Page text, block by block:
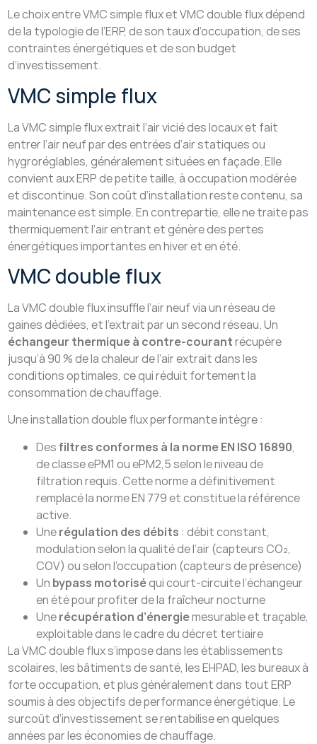
Le choix entre VMC simple flux et VMC double flux dépend
de la typologie de l’ERP, de son taux d’occupation, de ses
contraintes énergétiques et de son budget
d’investissement.
VMC simple flux
La VMC simple flux extrait l’air vicié des locaux et fait
entrer l’air neuf par des entrées d’air statiques ou
hygroréglables, généralement situées en façade. Elle
convient aux ERP de petite taille, à occupation modérée
et discontinue. Son coût d’installation reste contenu, sa
maintenance est simple. En contrepartie, elle ne traite pas
thermiquement l’air entrant et génère des pertes
énergétiques importantes en hiver et en été.
VMC double flux
La VMC double flux insuffle l’air neuf via un réseau de
gaines dédiées, et l’extrait par un second réseau. Un
échangeur thermique à contre-courantrécupère
jusqu’à 90 % de la chaleur de l’air extrait dans les
conditions optimales, ce qui réduit fortement la
consommation de chauffage.
Une installation double flux performante intègre :
Des filtres conformes à la norme EN ISO 16890,
de classe ePM1 ou ePM2,5 selon le niveau de
filtration requis. Cette norme a définitivement
remplacé la norme EN 779 et constitue la référence
active.
Unerégulation des débits : débit constant,
modulation selon la qualité de l’air (capteurs CO₂,
COV) ou selon l’occupation (capteurs de présence)
Un bypass motoriséqui court-circuite l’échangeur
en été pour profiter de la fraîcheur nocturne
Unerécupération d’énergiemesurable et traçable,
exploitable dans le cadre du décret tertiaire
La VMC double flux s’impose dans les établissements
scolaires, les bâtiments de santé, les EHPAD, les bureaux à
forte occupation, et plus généralement dans tout ERP
soumis à des objectifs de performance énergétique. Le
surcoût d’investissement se rentabilise en quelques
années par les économies de chauffage.